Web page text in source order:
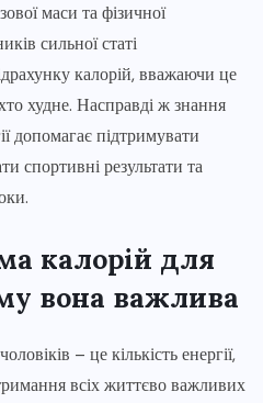
маси та фізичної
сильної статі
калорій, вважаючи це
худне. Насправді ж знання
допомагає підтримувати
спортивні результати та
калорій для
вона важлива
– це кількість енергії,
всіх життєво важливих